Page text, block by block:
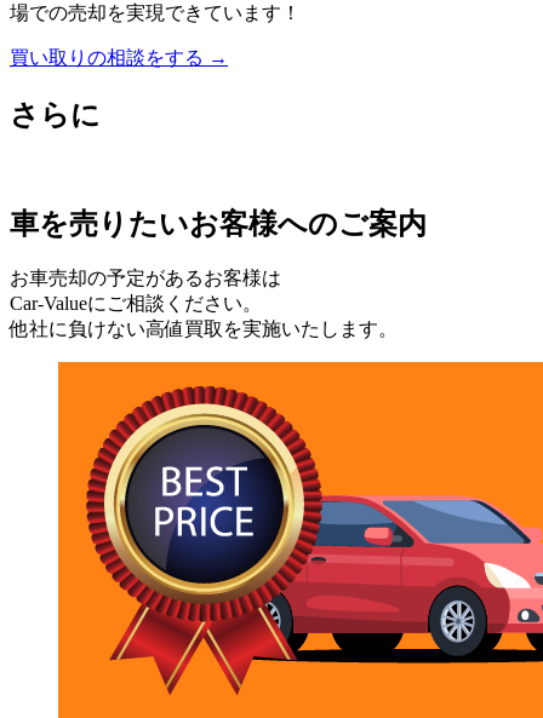
場での売却を実現できています！
買い取りの相談をする →
さらに
車を売りたいお客様へのご案内
お車売却の予定があるお客様は
Car-Valueにご相談ください。
他社に負けない高値買取を実施いたします。